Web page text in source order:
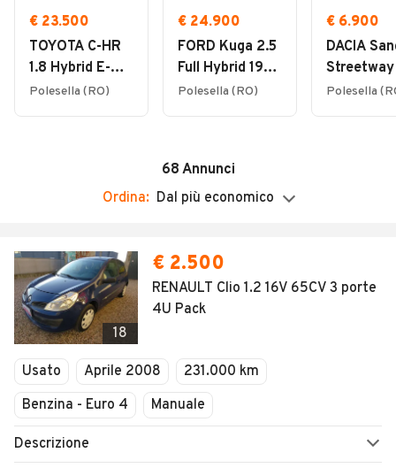
09:00 - 13:00
Domenica
Chiuso
€ 23.500
TOYOTA C-HR
1.8 Hybrid E-
CVT GR Sport
Polesella (RO)
€ 24.900
FORD Kuga 2.5
Full Hybrid 190
CV CVT 2WD
Polesella (RO)
€ 6.900
DACIA
Streetway
Blue dCi
Polesella
68 Annunci
Ordina: Dal più economico
18
€ 2.500
RENAULT Clio 1.2 16V 65CV 3 porte
4U Pack
Usato Aprile 2008
231.000 km
Benzina - Euro 4
Manuale
Descrizione